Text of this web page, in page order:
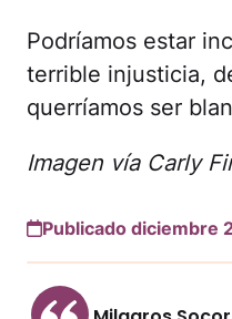
Podríamos estar
terrible injusticia,
querríamos ser
Imagen vía Carly
Publicado diciembre